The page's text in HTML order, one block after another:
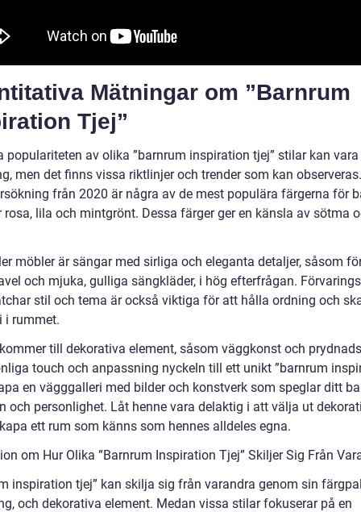
Mätningar om ”Barnrum
Tjej”
populariteten av olika ”barnrum inspiration tjej” stilar kan vara
men det finns vissa riktlinjer och trender som kan
från 2020 är några av de mest populära färgerna för
rosa, lila och mintgrönt. Dessa färger ger en känsla av sötma
möbler är sängar med sirliga och eleganta detaljer, såsom
och mjuka, gulliga sängkläder, i hög efterfrågan.
stil och tema är också viktiga för att hålla ordning och
i rummet.
till dekorativa element, såsom väggkonst och
touch och anpassning nyckeln till ett unikt ”barnrum
en vägggalleri med bilder och konstverk som speglar ditt
och personlighet. Låt henne vara delaktig i att välja ut
ett rum som känns som hennes alldeles egna.
om Hur Olika ”Barnrum Inspiration Tjej” Skiljer Sig Från
inspiration tjej” kan skilja sig från varandra genom sin
och dekorativa element. Medan vissa stilar fokuserar på en